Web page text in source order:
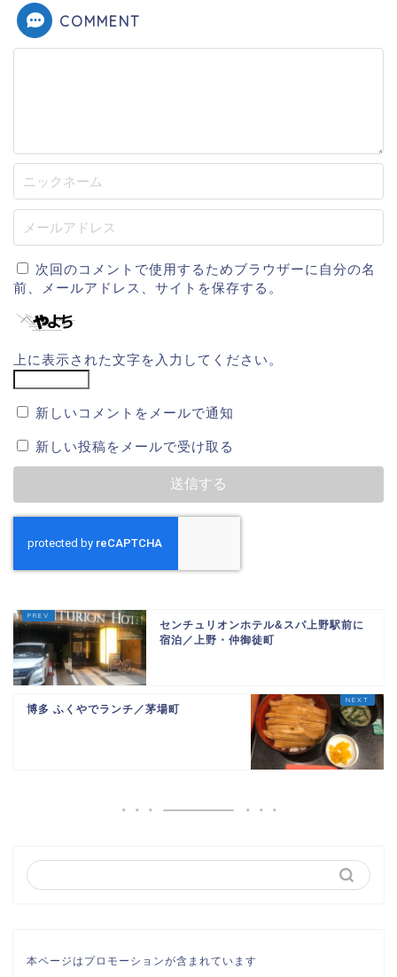
COMMENT
次回のコメントで使用するためブラウザーに自分の名
前、メールアドレス、サイトを保存する。
上に表示された文字を入力してください。
新しいコメントをメールで通知
新しい投稿をメールで受け取る
センチュリオンホテル&スパ上野駅前に
宿泊／上野・仲御徒町
博多 ふくやでランチ／茅場町
本ページはプロモーションが含まれています